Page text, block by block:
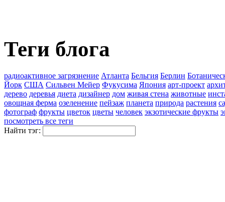
Теги блога
pадиоактивное загрязнение Атланта Бельгия Берлин
Йорк США Сильвен Мейер Фукусима Япония арт-проект
дерево деревья диета дизайнер дом живая стена животные
овощная ферма озеленение пейзаж планета природа растения
фотограф фрукты цветок цветы человек экзотические фрукты
посмотреть все теги
Найти тэг: